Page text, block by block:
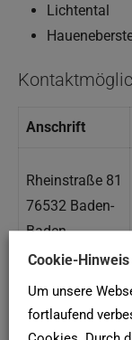
Lichtental
Anschrift
Rheinstraße 81
76532 Baden-
Baden
Karte und
Cookie-Hinweis
Um unsere
fortlaufend